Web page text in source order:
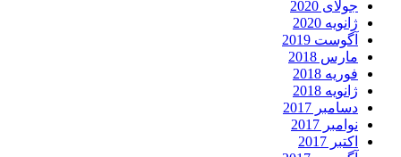
جولای 2020
ژانویه 2020
آگوست 2019
مارس 2018
فوریه 2018
ژانویه 2018
دسامبر 2017
نوامبر 2017
اکتبر 2017